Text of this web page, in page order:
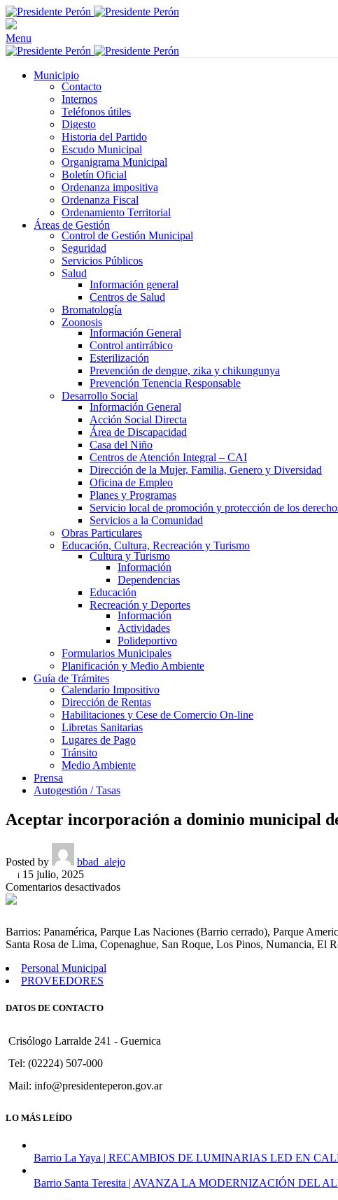
Menu
Municipio
Contacto
Internos
Teléfonos útiles
Digesto
Historia del Partido
Escudo Municipal
Organigrama Municipal
Boletín Oficial
Ordenanza impositiva
Ordenanza Fiscal
Ordenamiento Territorial
Áreas de Gestión
Control de Gestión Municipal
Seguridad
Servicios Públicos
Salud
Información general
Centros de Salud
Bromatología
Zoonosis
Información General
Control antirrábico
Esterilización
Prevención de dengue, zika y chikungunya
Prevención Tenencia Responsable
Desarrollo Social
Información General
Acción Social Directa
Área de Discapacidad
Casa del Niño
Centros de Atención Integral – CAI
Dirección de la Mujer, Familia, Genero y Diversidad
Oficina de Empleo
Planes y Programas
Servicio local de promoción y protección de los
Servicios a la Comunidad
Obras Particulares
Educación, Cultura, Recreación y Turismo
Cultura y Turismo
Información
Dependencias
Educación
Recreación y Deportes
Información
Actividades
Polideportivo
Formularios Municipales
Planificación y Medio Ambiente
Guía de Trámites
Calendario Impositivo
Dirección de Rentas
Habilitaciones y Cese de Comercio On-line
Libretas Sanitarias
Lugares de Pago
Tránsito
Medio Ambiente
Prensa
Autogestión / Tasas
Aceptar incorporación a dominio municipal
Posted by
bbad_alejo
On 15 julio, 2025
Comentarios desactivadosen
dominio
municipal
Barrios: Panamérica, Parque Las Naciones (Barrio cerrado), Parque
Santa Rosa de Lima, Copenaghue, San Roque, Los Pinos, Numancia, El
Personal Municipal
PROVEEDORES
DATOS DE CONTACTO
Crisólogo Larralde 241 - Guernica
Tel: (02224) 507-000
Mail: info@presidenteperon.gov.ar
LO MÁS LEÍDO
Barrio La Yaya | RECAMBIOS DE LUMINARIAS LED EN
Barrio Santa Teresita | AVANZA LA MODERNIZACIÓN DEL